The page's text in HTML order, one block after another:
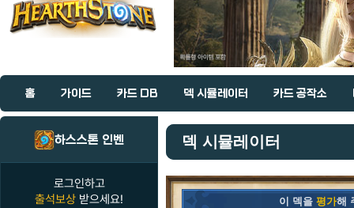
홈 가이드 카드 DB 덱 시뮬레이터 카드 공작소
하스스톤 인벤
로그인하고
출석보상 받으세요!
덱 시뮬레이터
이 덱을 평가해